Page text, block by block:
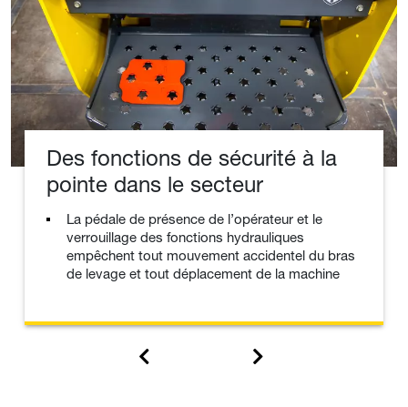
Des fonctions de sécurité à la
pointe dans le secteur
La pédale de présence de l’opérateur et le
verrouillage des fonctions hydrauliques
empêchent tout mouvement accidentel du bras
de levage et tout déplacement de la machine